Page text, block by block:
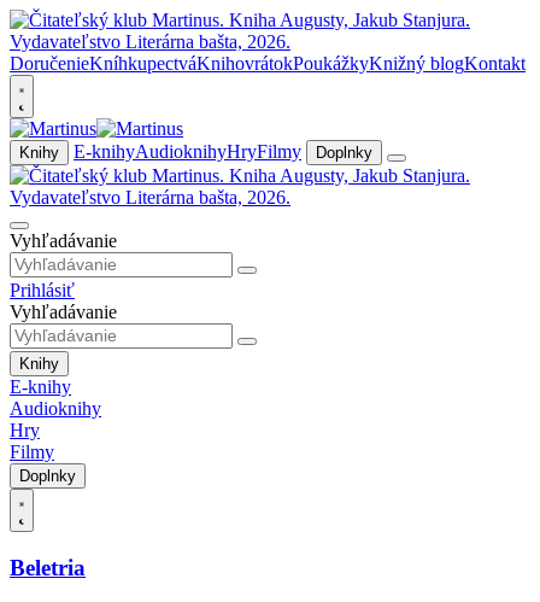
DoručenieKníhkupectváKnihovrátokPoukážkyKnižný blogKontakt
Knihy E-knihyAudioknihyHryFilmy Doplnky
Vyhľadávanie
Prihlásiť
Vyhľadávanie
Knihy
E-knihy
Audioknihy
Hry
Filmy
Doplnky
Beletria